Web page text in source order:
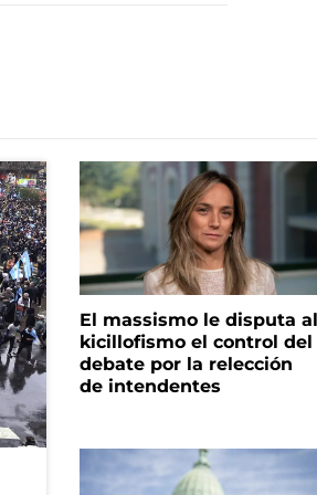
El massismo le disputa al
kicillofismo el control del
debate por la relección
de intendentes